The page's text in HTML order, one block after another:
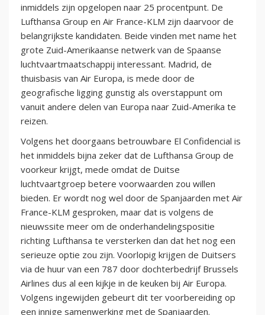
inmiddels zijn opgelopen naar 25 procentpunt. De
Lufthansa Group en Air France-KLM zijn daarvoor de
belangrijkste kandidaten. Beide vinden met name het
grote Zuid-Amerikaanse netwerk van de Spaanse
luchtvaartmaatschappij interessant. Madrid, de
thuisbasis van Air Europa, is mede door de
geografische ligging gunstig als overstappunt om
vanuit andere delen van Europa naar Zuid-Amerika te
reizen.
Volgens het doorgaans betrouwbare El Confidencial is
het inmiddels bijna zeker dat de Lufthansa Group de
voorkeur krijgt, mede omdat de Duitse
luchtvaartgroep betere voorwaarden zou willen
bieden. Er wordt nog wel door de Spanjaarden met Air
France-KLM gesproken, maar dat is volgens de
nieuwssite meer om de onderhandelingspositie
richting Lufthansa te versterken dan dat het nog een
serieuze optie zou zijn. Voorlopig krijgen de Duitsers
via de huur van een 787 door dochterbedrijf Brussels
Airlines dus al een kijkje in de keuken bij Air Europa.
Volgens ingewijden gebeurt dit ter voorbereiding op
een innige samenwerking met de Spanjaarden.